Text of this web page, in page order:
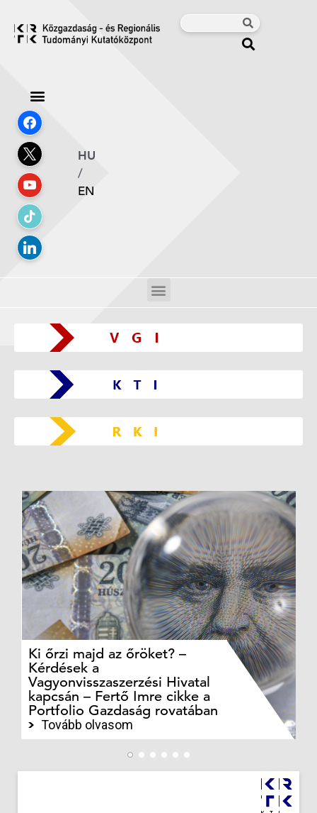
HU
/
EN
Ki őrzi majd az őröket? –
Kérdések a
Vagyonvisszaszerzési Hivatal
kapcsán – Fertő Imre cikke a
Portfolio Gazdaság rovatában
Tovább olvasom